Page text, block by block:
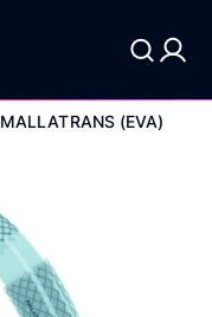
MALLATRANS (EVA)